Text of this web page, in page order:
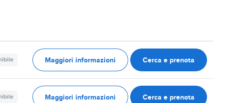
Maggiori informazioni Cerca e prenota
Maggiori informazioni Cerca e prenota